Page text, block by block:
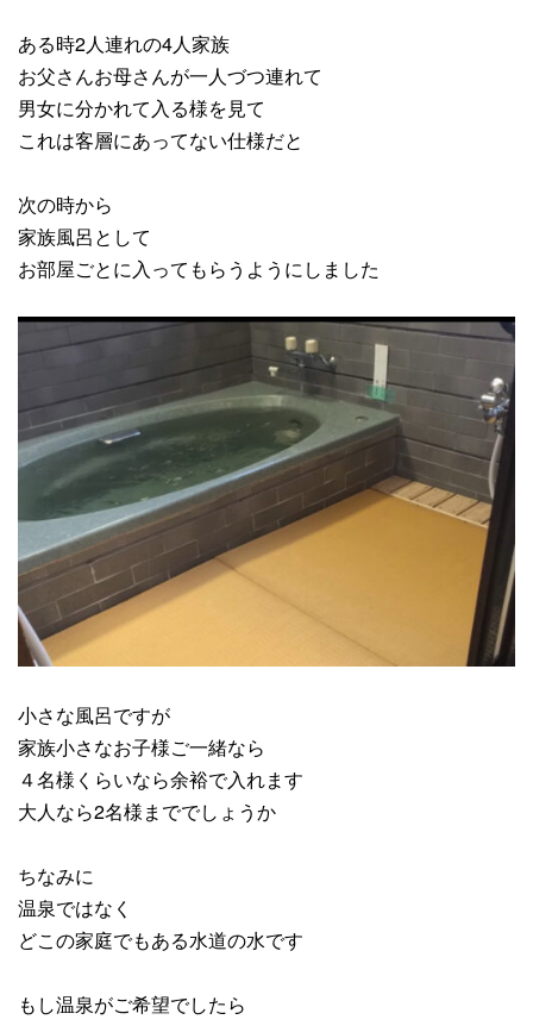
ある時2人連れの4人家族
お父さんお母さんが一人づつ連れて
男女に分かれて入る様を見て
これは客層にあってない仕様だと
次の時から
家族風呂として
お部屋ごとに入ってもらうようにしました
小さな風呂ですが
家族小さなお子様ご一緒なら
４名様くらいなら余裕で入れます
大人なら2名様まででしょうか
ちなみに
温泉ではなく
どこの家庭でもある水道の水です
もし温泉がご希望でしたら